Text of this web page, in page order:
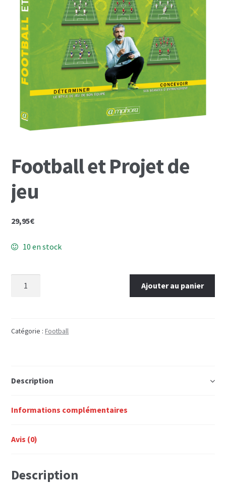
Mon Compte
Panier
Football et Projet de
jeu
29,95€
10 en stock
Projet
Ajouter au panier
Catégorie :Football
Description
Informations complémentaires
Avis (0)
Description